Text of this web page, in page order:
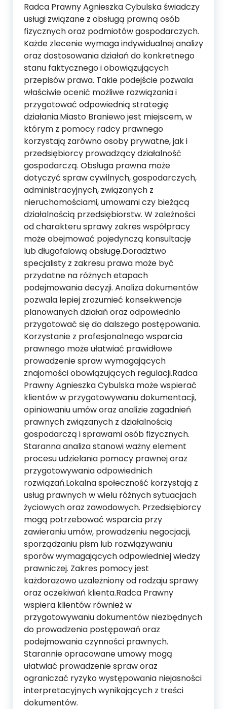
Radca Prawny Agnieszka Cybulska świadczy
usługi związane z obsługą prawną osób
fizycznych oraz podmiotów gospodarczych.
Każde zlecenie wymaga indywidualnej analizy
oraz dostosowania działań do konkretnego
stanu faktycznego i obowiązujących
przepisów prawa. Takie podejście pozwala
właściwie ocenić możliwe rozwiązania i
przygotować odpowiednią strategię
działania.Miasto Braniewo jest miejscem, w
którym z pomocy radcy prawnego
korzystają zarówno osoby prywatne, jak i
przedsiębiorcy prowadzący działalność
gospodarczą. Obsługa prawna może
dotyczyć spraw cywilnych, gospodarczych,
administracyjnych, związanych z
nieruchomościami, umowami czy bieżącą
działalnością przedsiębiorstw. W zależności
od charakteru sprawy zakres współpracy
może obejmować pojedynczą konsultację
lub długofalową obsługę.Doradztwo
specjalisty z zakresu prawa może być
przydatne na różnych etapach
podejmowania decyzji. Analiza dokumentów
pozwala lepiej zrozumieć konsekwencje
planowanych działań oraz odpowiednio
przygotować się do dalszego postępowania.
Korzystanie z profesjonalnego wsparcia
prawnego może ułatwiać prawidłowe
prowadzenie spraw wymagających
znajomości obowiązujących regulacji.Radca
Prawny Agnieszka Cybulska może wspierać
klientów w przygotowywaniu dokumentacji,
opiniowaniu umów oraz analizie zagadnień
prawnych związanych z działalnością
gospodarczą i sprawami osób fizycznych.
Staranna analiza stanowi ważny element
procesu udzielania pomocy prawnej oraz
przygotowywania odpowiednich
rozwiązań.Lokalna społeczność korzystają z
usług prawnych w wielu różnych sytuacjach
życiowych oraz zawodowych. Przedsiębiorcy
mogą potrzebować wsparcia przy
zawieraniu umów, prowadzeniu negocjacji,
sporządzaniu pism lub rozwiązywaniu
sporów wymagających odpowiedniej wiedzy
prawniczej. Zakres pomocy jest
każdorazowo uzależniony od rodzaju sprawy
oraz oczekiwań klienta.Radca Prawny
wspiera klientów również w
przygotowywaniu dokumentów niezbędnych
do prowadzenia postępowań oraz
podejmowania czynności prawnych.
Starannie opracowane umowy mogą
ułatwiać prowadzenie spraw oraz
ograniczać ryzyko występowania niejasności
interpretacyjnych wynikających z treści
dokumentów.